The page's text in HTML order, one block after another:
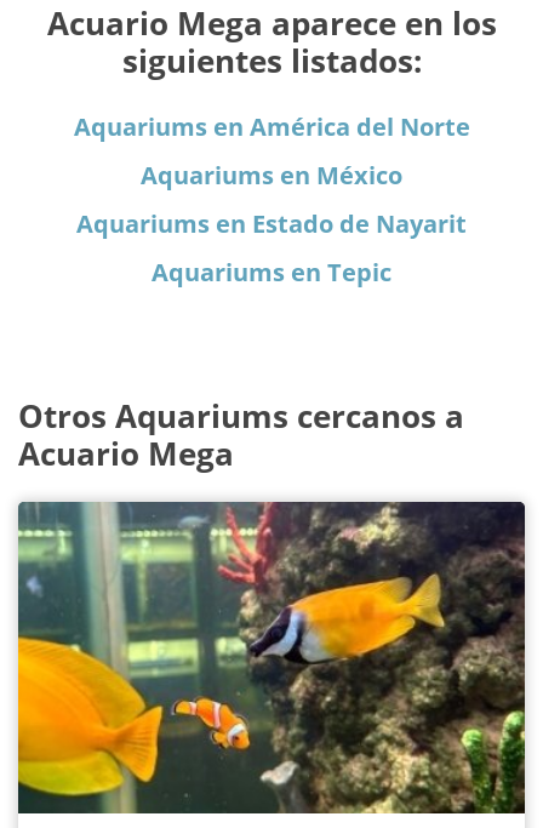
Acuario Mega aparece en los
siguientes listados:
Aquariums en América del Norte
Aquariums en México
Aquariums en Estado de Nayarit
Aquariums en Tepic
Otros Aquariums cercanos a
Acuario Mega